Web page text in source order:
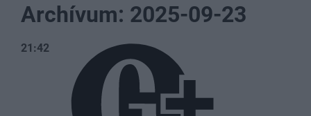
Archívum: 2025-09-23
21:42